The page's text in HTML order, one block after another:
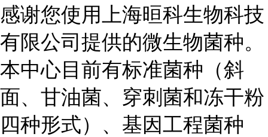
感谢您使用上海晅科生物科技
有限公司提供的微生物菌种。
本中心目前有标准菌种（斜
面、甘油菌、穿刺菌和冻干粉
四种形式）、基因工程菌种